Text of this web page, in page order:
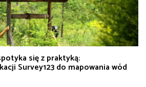
się z praktyką:
Survey123 do mapowania wód